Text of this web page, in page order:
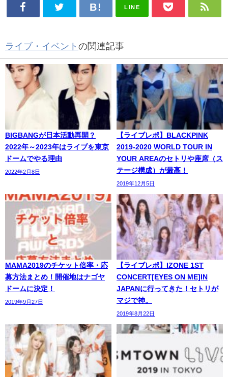
LINE
ライブ・イベント の関連記事
BIGBANGが日本活動再開？
2022年～2023年はライブを東京
ドームでやる理由
2022年2月8日
【ライブレポ】BLACKPINK
2019-2020 WORLD TOUR IN
YOUR AREAのセトリや座席（ス
テージ構成）が最高！
2019年12月5日
MAMA2019のチケット倍率・応
募方法まとめ！開催地はナゴヤ
ドームに決定！
2019年9月27日
【ライブレポ】IZONE 1ST
CONCERT[EYES ON ME]IN
JAPANに行ってきた！セトリが
マジで神。
2019年8月22日